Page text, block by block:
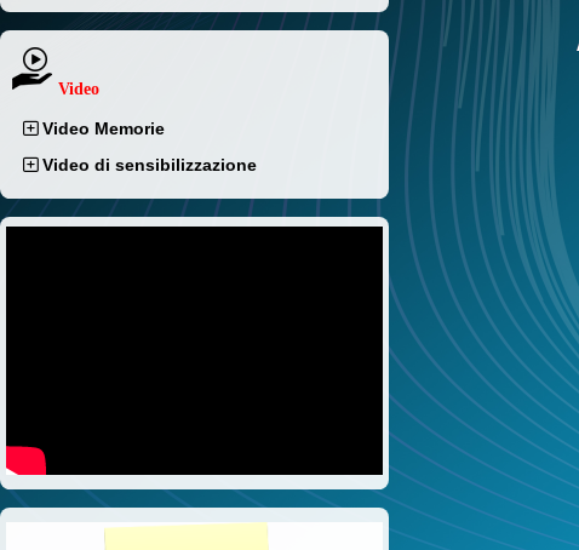
Video
Video Memorie
Video di sensibilizzazione